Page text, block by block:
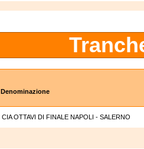
Denominazione
CIA OTTAVI DI FINALE NAPOLI - SALERNO